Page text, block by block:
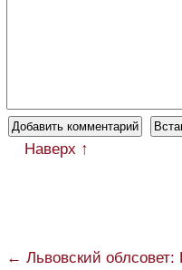
Наверх ↑
← Львовский